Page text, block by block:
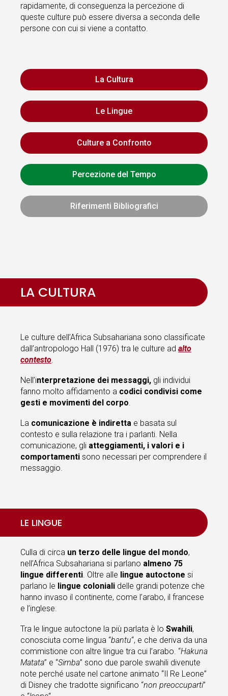
rapidamente, di conseguenza la percezione di
queste culture può essere diversa a seconda delle
persone con cui si viene a contatto.
La Cultura
Le Lingue
Culture a Confronto
Percezione del Tempo
Riferimenti Bibliografici
LA CULTURA
Le culture dell’Africa Subsahariana sono classificate
dall’antropologo Hall (1976) tra le culture ad alto
contesto
Nell’interpretazione dei messaggi, gli individui
fanno molto affidamento a codici condivisi come
gesti e movimenti del corpo
La comunicazione è indiretta e basata sul
contesto e sulla relazione tra i parlanti. Nella
comunicazione, gli atteggiamenti, i valori e i
comportamenti sono necessari per comprendere il
messaggio.
LE LINGUE
Culla di circa un terzo delle lingue del mondo,
nell’Africa Subsahariana si parlano almeno 75
lingue differenti . Oltre alle lingue autoctone si
parlano le lingue coloniali delle grandi potenze che
hanno invaso il continente, come l’arabo, il francese
e l’inglese.
Tra le lingue autoctone la più parlata è lo Swahili,
conosciuta come lingua “bantu“, e che deriva da una
commistione con altre lingue tra cui l’arabo. “Hakuna
Matata” e “Simba” sono due parole swahili divenute
note perché usate nel cartone animato “Il Re Leone”
di Disney che tradotte significano “non preoccuparti”